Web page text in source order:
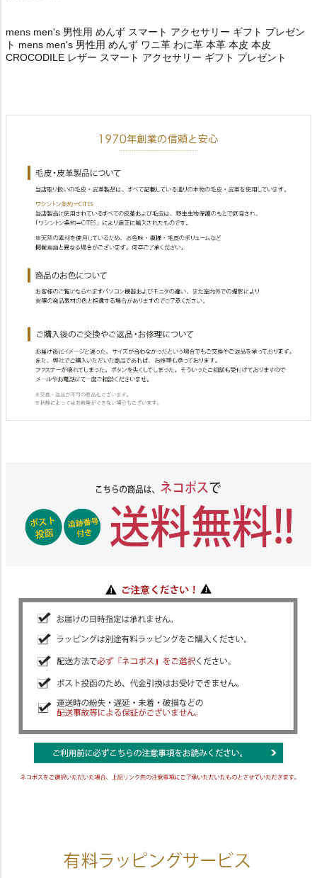
mens men's 男性用 めんず スマート アクセサリー ギフト プレゼン
ト mens men's 男性用 めんず ワニ革 わに革 本革 本皮 本皮
CROCODILE レザー スマート アクセサリー ギフト プレゼント